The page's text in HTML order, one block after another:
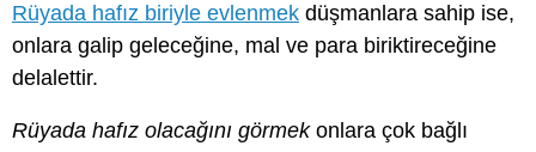
Rüyada hafız biriyle evlenmek düşmanlara sahip ise,
onlara galip geleceğine, mal ve para biriktireceğine
delalettir.
Rüyada hafız olacağını görmekonlara çok bağlı